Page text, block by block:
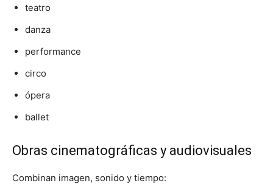
teatro
danza
performance
circo
ópera
ballet
Obras cinematográficas y audiovisuales
Combinan imagen, sonido y tiempo: